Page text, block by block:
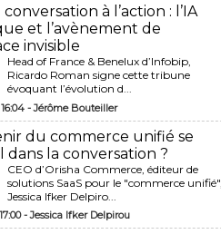
conversation à l’action : l’IA
et l’avènement de
invisible
Head of France & Benelux d’Infobip,
Ricardo Roman signe cette tribune
évoquant l’évolution d...
-Jérôme Bouteiller
du commerce unifié se
dans la conversation ?
CEO d’Orisha Commerce, éditeur de
solutions SaaS pour le "commerce unifié",
Jessica Ifker Delpiro...
-Jessica Ifker Delpirou